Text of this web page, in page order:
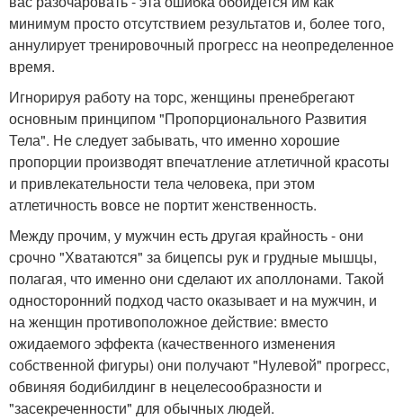
минимум просто отсутствием результатов и, более того,
аннулирует тренировочный прогресс на неопределенное
время.
Игнорируя работу на торс, женщины пренебрегают
основным принципом "Пропорционального Развития
Тела". Не следует забывать, что именно хорошие
пропорции производят впечатление атлетичной красоты
и привлекательности тела человека, при этом
атлетичность вовсе не портит женственность.
Между прочим, у мужчин есть другая крайность - они
срочно "Хватаются" за бицепсы рук и грудные мышцы,
полагая, что именно они сделают их аполлонами. Такой
односторонний подход часто оказывает и на мужчин, и
на женщин противоположное действие: вместо
ожидаемого эффекта (качественного изменения
собственной фигуры) они получают "Нулевой" прогресс,
обвиняя бодибилдинг в нецелесообразности и
"засекреченности" для обычных людей.